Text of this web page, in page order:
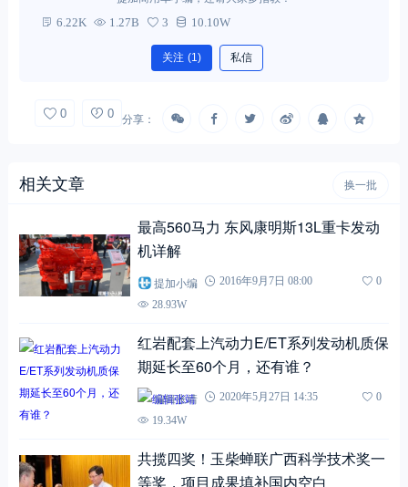
6.22K 1.27B 3 10.10W
关注 (1) 私信
0 0 分享：
相关文章 换一批
最高560马力 东风康明斯13L重卡发动
机详解
提加小编 2016年9月7日 08:00
0
28.93W
红岩配套上汽动力E/ET系列发动机质保
期延长至60个月，还有谁？
编辑张靖 2020年5月27日 14:35
0
19.34W
共揽四奖！玉柴蝉联广西科学技术奖一
等奖，项目成果填补国内空白